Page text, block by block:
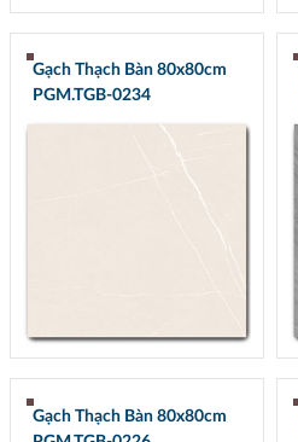
Gạch Thạch Bàn 80x80cm
PGM.TGB-0234
Gạch Thạch Bàn 80x80cm